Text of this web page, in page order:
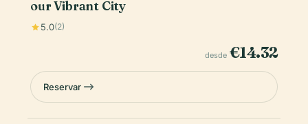
our Vibrant City
5.0(2)
desde €14.32
Reservar